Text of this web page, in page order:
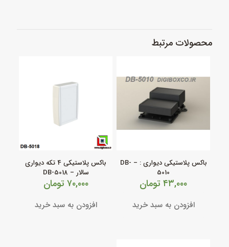
محصولات مرتبط
باکس پلاستیکی دیواری : – DB-
5010
۴۳,۰۰۰ تومان
افزودن به سبد خرید
باکس پلاستیکی 4 تکه دیواری
سالار – DB-5018
۷۰,۰۰۰ تومان
افزودن به سبد خرید